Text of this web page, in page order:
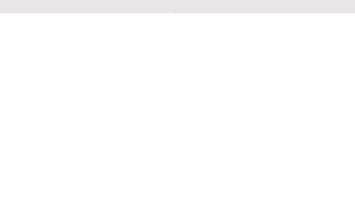
منتجات